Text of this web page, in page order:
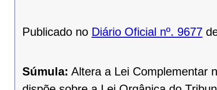
Publicado no Diário Oficial nº. 9677
Súmula: Altera a Lei Complementar